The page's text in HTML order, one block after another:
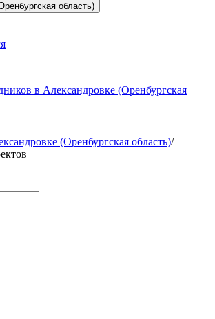
область)
в Александровке (Оренбургская
(Оренбургская область)/